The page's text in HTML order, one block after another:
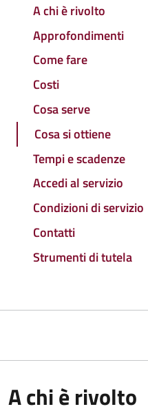
A chi è rivolto
Approfondimenti
Come fare
Costi
Cosa serve
Cosa si ottiene
Tempi e scadenze
Accedi al servizio
Condizioni di servizio
Contatti
Strumenti di tutela
A chi è rivolto